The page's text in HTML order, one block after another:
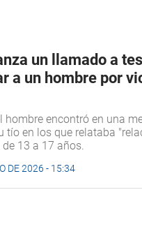
un llamado a
a un hombre por
hombre encontró en una
tío en los que relataba
13 a 17 años.
DE 2026 - 15:34